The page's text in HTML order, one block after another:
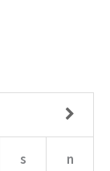
s
n